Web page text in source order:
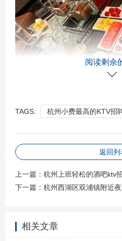
5.1到处是人啊！我们竟然花了
很多个是一边唱还能听到原唱
的吧？！那么出名的KTV，若
不加强，肥水只会流别家了。
不爽了。零时要唱歌，有房就
阅读剩余
TAGS: 杭州小费最高的KTV招
返回列
上一篇： 杭州上班轻松的酒吧ktv
下一篇： 杭州西湖区双浦镇附近夜场
相关文章